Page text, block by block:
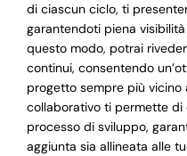
di ciascun ciclo, ti
garantendoti piena
questo modo, potrai
continui, consentendo
progetto sempre più vicino
collaborativo ti permette
processo di sviluppo,
aggiunta sia allineata alle